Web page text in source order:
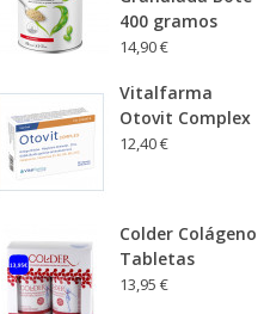
400 gramos
14,90 €
Vitalfarma
Otovit Complex
12,40 €
Colder Colágeno
Tabletas
13,95 €